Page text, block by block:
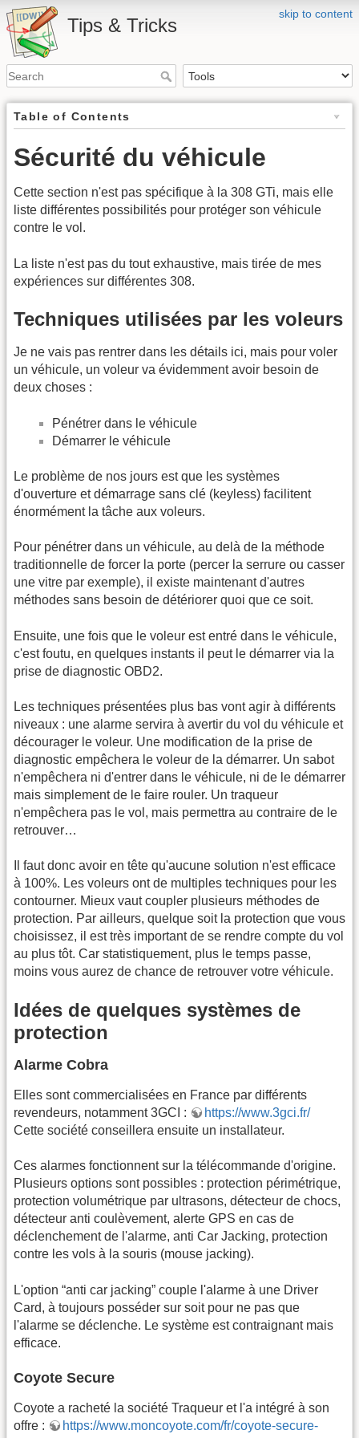
skip to content
Tips & Tricks
Table of Contents
Sécurité du véhicule
Cette section n'est pas spécifique à la 308 GTi, mais elle
liste différentes possibilités pour protéger son véhicule
contre le vol.
La liste n'est pas du tout exhaustive, mais tirée de mes
expériences sur différentes 308.
Techniques utilisées par les voleurs
Je ne vais pas rentrer dans les détails ici, mais pour voler
un véhicule, un voleur va évidemment avoir besoin de
deux choses :
Pénétrer dans le véhicule
Démarrer le véhicule
Le problème de nos jours est que les systèmes
d'ouverture et démarrage sans clé (keyless) facilitent
énormément la tâche aux voleurs.
Pour pénétrer dans un véhicule, au delà de la méthode
traditionnelle de forcer la porte (percer la serrure ou casser
une vitre par exemple), il existe maintenant d'autres
méthodes sans besoin de détériorer quoi que ce soit.
Ensuite, une fois que le voleur est entré dans le véhicule,
c'est foutu, en quelques instants il peut le démarrer via la
prise de diagnostic OBD2.
Les techniques présentées plus bas vont agir à différents
niveaux : une alarme servira à avertir du vol du véhicule et
décourager le voleur. Une modification de la prise de
diagnostic empêchera le voleur de la démarrer. Un sabot
n'empêchera ni d'entrer dans le véhicule, ni de le démarrer
mais simplement de le faire rouler. Un traqueur
n'empêchera pas le vol, mais permettra au contraire de le
retrouver…
Il faut donc avoir en tête qu'aucune solution n'est efficace
à 100%. Les voleurs ont de multiples techniques pour les
contourner. Mieux vaut coupler plusieurs méthodes de
protection. Par ailleurs, quelque soit la protection que vous
choisissez, il est très important de se rendre compte du vol
au plus tôt. Car statistiquement, plus le temps passe,
moins vous aurez de chance de retrouver votre véhicule.
Idées de quelques systèmes de
protection
Alarme Cobra
Elles sont commercialisées en France par différents
revendeurs, notamment 3GCI :
https://www.3gci.fr/
Cette société conseillera ensuite un installateur.
Ces alarmes fonctionnent sur la télécommande d'origine.
Plusieurs options sont possibles : protection périmétrique,
protection volumétrique par ultrasons, détecteur de chocs,
détecteur anti coulèvement, alerte GPS en cas de
déclenchement de l'alarme, anti Car Jacking, protection
contre les vols à la souris (mouse jacking).
L'option “anti car jacking” couple l'alarme à une Driver
Card, à toujours posséder sur soit pour ne pas que
l'alarme se déclenche. Le système est contraignant mais
efficace.
Coyote Secure
Coyote a racheté la société Traqueur et l'a intégré à son
offre :
https://www.moncoyote.com/fr/coyote-secure-